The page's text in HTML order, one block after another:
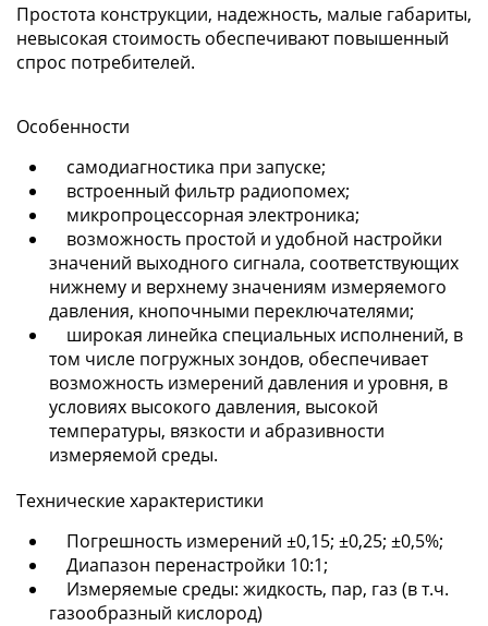
Простота конструкции, надежность, малые габариты,
невысокая стоимость обеспечивают повышенный
спрос потребителей.
Особенности
самодиагностика при запуске;
встроенный фильтр радиопомех;
микропроцессорная электроника;
возможность простой и удобной настройки
значений выходного сигнала, соответствующих
нижнему и верхнему значениям измеряемого
давления, кнопочными переключателями;
широкая линейка специальных исполнений, в
том числе погружных зондов, обеспечивает
возможность измерений давления и уровня, в
условиях высокого давления, высокой
температуры, вязкости и абразивности
измеряемой среды.
Технические характеристики
Погрешность измерений ±0,15; ±0,25; ±0,5%;
Диапазон перенастройки 10:1;
Измеряемые среды: жидкость, пар, газ (в т.ч.
газообразный кислород)